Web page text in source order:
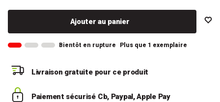
Ajouter au panier
Bientôt en rupture Plus que 1 exemplaire
Livraison gratuite pour ce produit
Paiement sécurisé Cb, Paypal, Apple Pay